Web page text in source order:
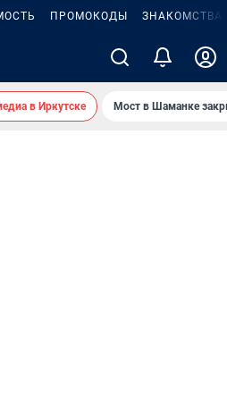
ПРОМОКОДЫ ЗНАКОМСТВА
в Иркутске Мост в Шаманке